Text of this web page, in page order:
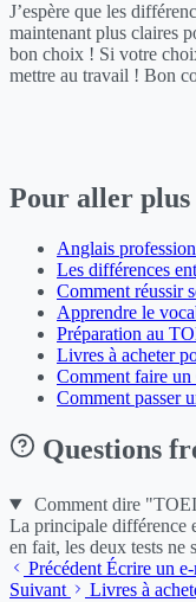
J’espère que les
maintenant plus claires
bon choix ! Si votre
mettre au travail ! Bon
Pour aller
Anglais
Les différences
Comment réussir
Apprendre le
Préparation au
Livres à acheter
Comment faire
Comment passer
Questions
Comment dire
La principale différence
en fait, les deux tests ne
Précédent Écrire un
Suivant
Livres à